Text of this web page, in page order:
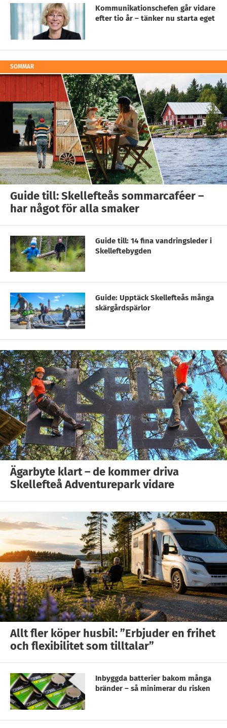
Kommunikationschefen går vidare
efter tio år – tänker nu starta eget
SOMMAR
Guide till: Skellefteås sommarcaféer –
har något för alla smaker
Guide till: 14 fina vandringsleder i
Skelleftebygden
Guide: Upptäck Skellefteås många
skärgårdspärlor
Ägarbyte klart – de kommer driva
Skellefteå Adventurepark vidare
Allt fler köper husbil: ”Erbjuder en frihet
och flexibilitet som tilltalar”
Inbyggda batterier bakom många
bränder – så minimerar du risken